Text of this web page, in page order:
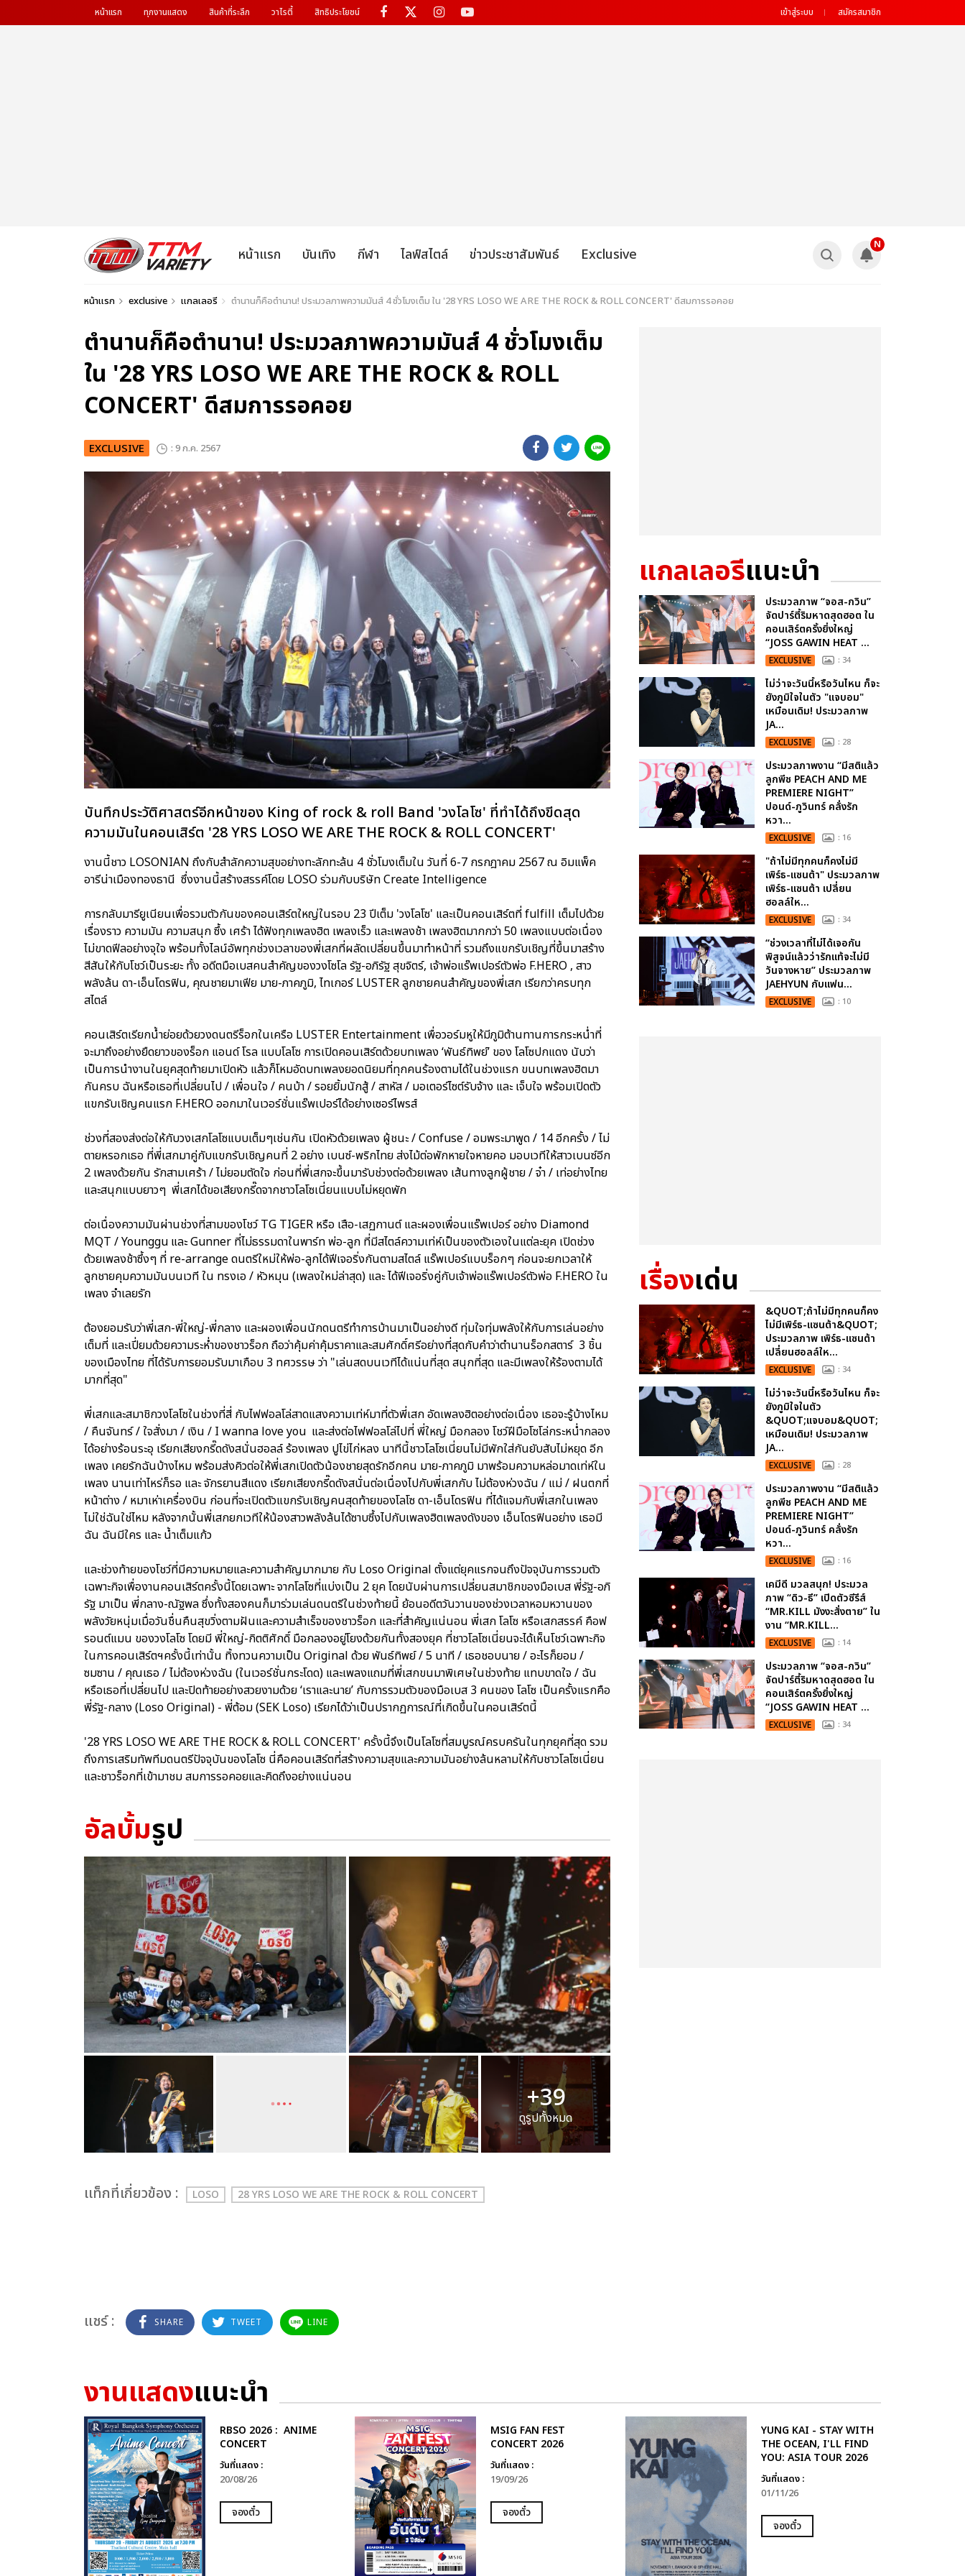
หน้าแรก ทุกงานแสดง สินค้าที่ระลึก วาไรตี้ สิทธิประโยชน์ เข้าสู่ระบบ สมัครสมาชิก
หน้าแรก บันเทิง กีฬา ไลฟ์สไตล์ ข่าวประชาสัมพันธ์ Exclusive
N
หน้าแรก exclusive แกลเลอรี ตำนานก็คือตำนาน! ประมวลภาพความมันส์ 4 ชั่วโมงเต็ม ใน '28 YRS LOSO WE ARE THE ROCK & ROLL CONCERT' ดีสมการรอคอย
ตำนานก็คือตำนาน! ประมวลภาพความมันส์ 4 ชั่วโมงเต็ม
ใน '28 YRS LOSO WE ARE THE ROCK & ROLL
CONCERT' ดีสมการรอคอย
EXCLUSIVE : 9 ก.ค. 2567
บันทึกประวัติศาสตร์อีกหน้าของ King of rock & roll Band 'วงโลโซ' ที่ทำได้ถึงขีดสุด
ความมันในคอนเสิร์ต '28 YRS LOSO WE ARE THE ROCK & ROLL CONCERT'
งานนี้ชาว LOSONIAN ถึงกับสำลักความสุขอย่างทะลักทะล้น 4 ชั่วโมงเต็มใน วันที่ 6-7 กรกฎาคม 2567 ณ อิมแพ็ค
อารีน่าเมืองทองธานี ซึ่งงานนี้สร้างสรรค์โดย LOSO ร่วมกับบริษัท Create Intelligence
การกลับมารียูเนียนเพื่อรวมตัวกันของคอนเสิร์ตใหญ่ในรอบ 23 ปีเต็ม 'วงโลโซ' และเป็นคอนเสิร์ตที่ fulfill เต็มไปด้วย
เรื่องราว ความมัน ความสนุก ซึ้ง เศร้า ได้ฟังทุกเพลงฮิต เพลงเร็ว และเพลงช้า เพลงฮิตมากกว่า 50 เพลงแบบต่อเนื่อง
ไม่ขาดฟีลอย่างจุใจ พร้อมทั้งไลน์อัพทุกช่วงเวลาของพี่เสกที่ผลัดเปลี่ยนขึ้นมาทำหน้าที่ รวมถึงแขกรับเชิญที่ขึ้นมาสร้าง
สีสันให้กับโชว์เป็นระยะ ทั้ง อดีตมือเบสคนสำคัญของวงโซโล รัฐ-อภิรัฐ สุขจิตร์, เจ้าพ่อแร๊พเปอร์ตัวพ่อ F.HERO , สาว
พลังล้น ดา-เอ็นโดรฟิน, คุณชายมาเฟีย มาย-ภาคภูมิ, ไทเกอร์ LUSTER ลูกชายคนสำคัญของพี่เสก เรียกว่าครบทุก
สไตล์
คอนเสิร์ตเรียกน้ำย่อยด้วยวงดนตรีร็อกในเครือ LUSTER Entertainment เพื่อวอร์มหูให้มีภูมิต้านทานการกระหน่ำที่
จะมาถึงอย่างยืดยาวของร็อก แอนด์ โรล แบบโลโซ การเปิดคอนเสิร์ตด้วยบทเพลง ‘พันธ์ทิพย์’ ของ โลโซปกแดง นับว่า
เป็นการนำงานในยุคสุดท้ายมาเปิดหัว แล้วก็โหมอัดบทเพลงยอดนิยมที่ทุกคนร้องตามได้ในช่วงแรก ขนบทเพลงฮิตมา
กันครบ ฉันหรือเธอที่เปลี่ยนไป / เพื่อนใจ / คนบ้า / รอยยิ้มนักสู้ / สาหัส / มอเตอร์ไซต์รับจ้าง และ เจ็บใจ พร้อมเปิดตัว
แขกรับเชิญคนแรก F.HERO ออกมาในเวอร์ชั่นแร๊พเปอร์ได้อย่างเซอร์ไพรส์
ช่วงที่สองส่งต่อให้กับวงเสกโลโซแบบเต็มๆเช่นกัน เปิดหัวด้วยเพลง ผู้ชนะ / Confuse / อมพระมาพูด / 14 อีกครั้ง / ไม่
ตายหรอกเธอ ที่พี่เสกมาคู่กับแขกรับเชิญคนที่ 2 อย่าง เบนซ์-พริกไทย ส่งไม้ต่อพักหายใจหายคอ มอบเวทีให้สาวเบนซ์อีก
2 เพลงด้วยกัน รักสามเศร้า / ไม่ยอมตัดใจ ก่อนที่พี่เสกจะขึ้นมารับช่วงต่อด้วยเพลง เส้นทางลูกผู้ชาย / จ๋า / เท่อย่างไทย
และสนุกแบบยาวๆ พี่เสกได้ขอเสียงกรี๊ดจากชาวโลโซเนี่ยนแบบไม่หยุดพัก
ต่อเนื่องความมันผ่านช่วงที่สามของโชว์ TG TIGER หรือ เสือ-เสฏกานต์ และผองเพื่อนแร๊พเปอร์ อย่าง Diamond
MQT / Younggu และ Gunner ที่ไม่ธรรมดาในพาร์ท พ่อ-ลูก ที่มีสไตล์ความเท่ห์เป็นของตัวเองในแต่ละยุค เปิดช่วง
ด้วยเพลงช้าซึ้งๆ ที่ re-arrange ดนตรีใหม่ให้พ่อ-ลูกได้ฟีเจอริ่งกันตามสไตล์ แร๊พเปอร์แบบร็อกๆ ก่อนจะยกเวลาให้
ลูกชายคุมความมันบนเวที ใน ทรงเอ / หัวหมุน (เพลงใหม่ล่าสุด) และ ได้ฟีเจอริ่งคู่กับเจ้าพ่อแร๊พเปอร์ตัวพ่อ F.HERO ใน
เพลง จำเลยรัก
ต้องยอมรับว่าพี่เสก-พี่ใหญ่-พี่กลาง และผองเพื่อนนักดนตรีทำการบ้านมาเป็นอย่างดี ทุ่มใจทุ่มพลังให้กับการเล่นอย่าง
เต็มที่ และเปี่ยมด้วยความระห่ำของชาวร็อก ถือว่าคุ้มค่าคุ้มราคาและสมศักดิ์ศรีอย่างที่สุดกับคำว่าตำนานร็อกสตาร์ 3 ชิ้น
ของเมืองไทย ที่ได้รับการยอมรับมาเกือบ 3 ทศวรรษ ว่า "เล่นสดบนเวทีได้แน่นที่สุด สนุกที่สุด และมีเพลงให้ร้องตามได้
มากที่สุด"
พี่เสกและสมาชิกวงโลโซในช่วงที่สี่ กับไฟฟอลโล่สาดแสงความเท่ห์มาที่ตัวพี่เสก อัดเพลงฮิตอย่างต่อเนื่อง เธอจะรู้บ้างไหม
/ คืนจันทร์ / ใจสั่งมา / เงิน / I wanna love you และส่งต่อไฟฟอลโล่ไปที่ พี่ใหญ่ มือกลอง โชว์ฝีมือโซโล่กระหน่ำกลอง
ได้อย่างร้อนระอุ เรียกเสียงกรี๊ดดังสนั่นฮอลล์ ร้องเพลง ปูไข่ไก่หลง นาทีนี้ชาวโลโซเนี่ยนไม่มีพักใส่กันยับสับไม่หยุด อีก
เพลง เคยรักฉันบ้างไหม พร้อมส่งคิวต่อให้พี่เสกเปิดตัวน้องชายสุดรักอีกคน มาย-ภาคภูมิ มาพร้อมความหล่อมาดเท่ห์ใน
เพลง นานเท่าไหร่ก็รอ และ จักรยานสีแดง เรียกเสียงกรี๊ดดังสนั่นต่อเนื่องไปกับพี่เสกกับ ไม่ต้องห่วงฉัน / แม่ / ฝนตกที่
หน้าต่าง / หมาเห่าเครื่องบิน ก่อนที่จะเปิดตัวแขกรับเชิญคนสุดท้ายของโลโซ ดา-เอ็นโดรฟิน ที่ได้แจมกับพี่เสกในเพลง
ไม่ใช่ฉันใช่ไหม หลังจากนั้นพี่เสกยกเวทีให้น้องสาวพลังล้นได้ซาบซึ้งไปกับเพลงฮิตเพลงดังของ เอ็นโดรฟินอย่าง เธอมี
ฉัน ฉันมีใคร และ น้ำเต็มแก้ว
และช่วงท้ายของโชว์ที่มีความหมายและความสำคัญมากมาย กับ Loso Original ตั้งแต่ยุคแรกจนถึงปัจจุบันการรวมตัว
เฉพาะกิจเพื่องานคอนเสิร์ตครั้งนี้โดยเฉพาะ จากโลโซที่แบ่งเป็น 2 ยุค โดยนับผ่านการเปลี่ยนสมาชิกของมือเบส พี่รัฐ-อภิ
รัฐ มาเป็น พี่กลาง-ณัฐพล ซึ่งทั้งสองคนก็มาร่วมเล่นดนตรีในช่วงท้ายนี้ ย้อนอดีตวันวานของช่วงเวลาหอมหวานของ
พลังวัยหนุ่มเมื่อวันชื่นคืนสุขวิ่งตามฝันและความสำเร็จของชาวร็อก และที่สำคัญแน่นอน พี่เสก โลโซ หรือเสกสรรค์ คือฟ
รอนต์แมน ของวงโลโซ โดยมี พี่ใหญ่-กิตติศักดิ์ มือกลองอยู่โยงด้วยกันทั้งสองยุค ที่ชาวโลโซเนี่ยนจะได้เห็นโชว์เฉพาะกิจ
ในการคอนเสิร์ตฯครั้งนี้เท่านั้น ทิ้งทวนความเป็น Original ด้วย พันธ์ทิพย์ / 5 นาที / เธอชอบนาย / อะไรก็ยอม /
ซมซาน / คุณเธอ / ไม่ต้องห่วงฉัน (ในเวอร์ชั่นกระโดด) และเพลงแถมที่พี่เสกขนมาพิเศษในช่วงท้าย แทบขาดใจ / ฉัน
หรือเธอที่เปลี่ยนไป และปิดท้ายอย่างสวยงามด้วย ‘เราและนาย’ กับการรวมตัวของมือเบส 3 คนของ โลโซ เป็นครั้งแรกคือ
พี่รัฐ-กลาง (Loso Original) - พี่ต้อม (SEK Loso) เรียกได้ว่าเป็นปรากฏการณ์ที่เกิดขึ้นในคอนเสิร์ตนี้
'28 YRS LOSO WE ARE THE ROCK & ROLL CONCERT' ครั้งนี้จึงเป็นโลโซที่สมบูรณ์ครบครันในทุกยุคที่สุด รวม
ถึงการเสริมทัพทีมดนตรีปัจจุบันของโลโซ นี่คือคอนเสิร์ตที่สร้างความสุขและความมันอย่างล้นหลามให้กับชาวโลโซเนี่ยน
และชาวร็อกที่เข้ามาชม สมการรอคอยและคิดถึงอย่างแน่นอน
อัลบั้มรูป
+39
ดูรูปทั้งหมด
เเท็กที่เกี่ยวข้อง : LOSO 28 YRS LOSO WE ARE THE ROCK & ROLL CONCERT
แชร์ : SHARE TWEET LINE
แกลเลอรีแนะนำ
ประมวลภาพ “จอส-กวิน”
จัดปาร์ตี้ริมหาดสุดฮอต ใน
คอนเสิร์ตครั้งยิ่งใหญ่
“JOSS GAWIN HEAT ...
EXCLUSIVE : 34
ไม่ว่าจะวันนี้หรือวันไหน ก็จะ
ยังภูมิใจในตัว "แจบอม"
เหมือนเดิม! ประมวลภาพ
JA...
EXCLUSIVE : 28
ประมวลภาพงาน “มีสติแล้ว
ลูกพีช PEACH AND ME
PREMIERE NIGHT”
ปอนด์-ภูวินทร์ คลั่งรัก
หวา...
EXCLUSIVE : 16
"ถ้าไม่มีทุกคนก็คงไม่มี
เพิร์ธ-แซนต้า" ประมวลภาพ
เพิร์ธ-แซนต้า เปลี่ยน
ฮอลล์ให...
EXCLUSIVE : 34
“ช่วงเวลาที่ไม่ได้เจอกัน
พิสูจน์แล้วว่ารักแท้จะไม่มี
วันจางหาย” ประมวลภาพ
JAEHYUN กับแฟน...
EXCLUSIVE : 10
เรื่องเด่น
&QUOT;ถ้าไม่มีทุกคนก็คง
ไม่มีเพิร์ธ-แซนต้า&QUOT;
ประมวลภาพ เพิร์ธ-แซนต้า
เปลี่ยนฮอลล์ให...
EXCLUSIVE : 34
ไม่ว่าจะวันนี้หรือวันไหน ก็จะ
ยังภูมิใจในตัว
&QUOT;แจบอม&QUOT;
เหมือนเดิม! ประมวลภาพ
JA...
EXCLUSIVE : 28
ประมวลภาพงาน “มีสติแล้ว
ลูกพีช PEACH AND ME
PREMIERE NIGHT”
ปอนด์-ภูวินทร์ คลั่งรัก
หวา...
EXCLUSIVE : 16
เคมีดี มวลสนุก! ประมวล
ภาพ “ดิว-ธี” เปิดตัวซีรีส์
“MR.KILL มังงะสั่งตาย” ใน
งาน “MR.KILL...
EXCLUSIVE : 14
ประมวลภาพ “จอส-กวิน”
จัดปาร์ตี้ริมหาดสุดฮอต ใน
คอนเสิร์ตครั้งยิ่งใหญ่
“JOSS GAWIN HEAT ...
EXCLUSIVE : 34
งานแสดงแนะนำ
RBSO 2026 : ANIME
CONCERT
วันที่แสดง :
20/08/26
จองตั๋ว
MSIG FAN FEST
CONCERT 2026
วันที่แสดง :
19/09/26
จองตั๋ว
YUNG KAI - STAY WITH
THE OCEAN, I'LL FIND
YOU: ASIA TOUR 2026
วันที่แสดง :
01/11/26
จองตั๋ว